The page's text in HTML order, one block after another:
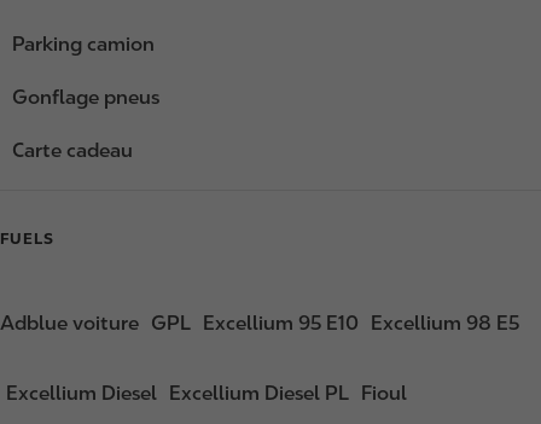
Parking camion
Gonflage pneus
Carte cadeau
FUELS
Adblue voiture GPL Excellium 95 E10 Excellium 98 E5
Excellium Diesel Excellium Diesel PL Fioul